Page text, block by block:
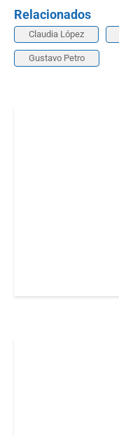
Relacionados
Claudia López
Gustavo Petro